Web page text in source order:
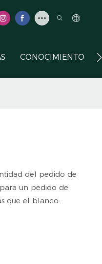
CONOCIMIENTO
del pedido de
un pedido de
que el blanco.